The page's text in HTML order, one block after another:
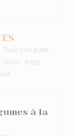
nos plats
: frites,
à la